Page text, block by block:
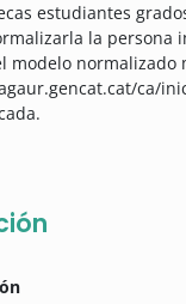
estudiantes
la persona
modelo normalizado
ca/